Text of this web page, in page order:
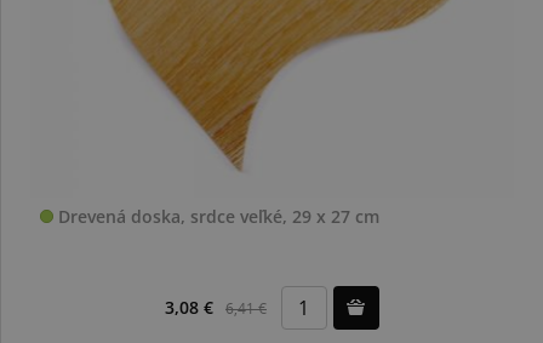
Drevená doska, srdce veľké, 29 x 27 cm
3,08 € 6,41 €